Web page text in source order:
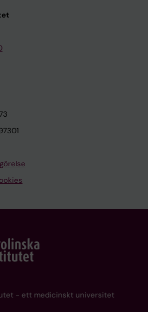
- ett medicinskt universitet